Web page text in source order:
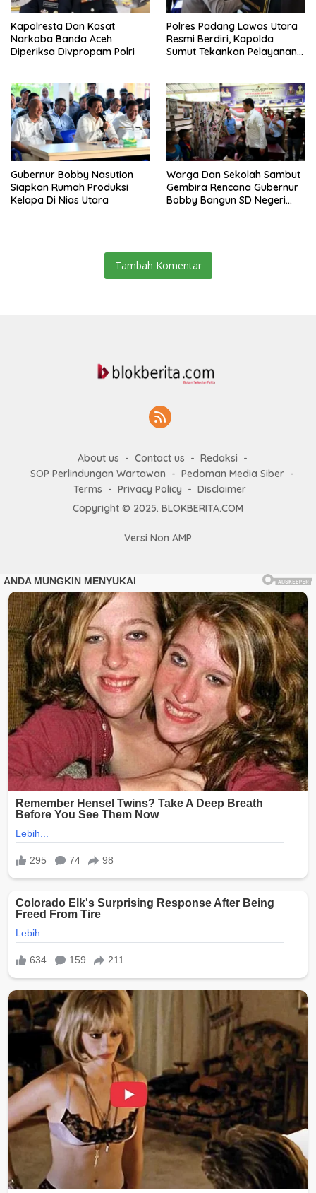
Kapolresta Dan Kasat
Narkoba Banda Aceh
Diperiksa Divpropam Polri
Polres Padang Lawas Utara
Resmi Berdiri, Kapolda
Sumut Tekankan Pelayanan
Gubernur Bobby Nasution
Siapkan Rumah Produksi
Kelapa Di Nias Utara
Warga Dan Sekolah Sambut
Gembira Rencana Gubernur
Bobby Bangun SD Negeri
Tambah Komentar
About us Contact us
Redaksi
SOP Perlindungan Wartawan
Pedoman Media Siber
Terms
Privacy Policy
Disclaimer
Copyright © 2025. BLOKBERITA.COM
Versi Non AMP